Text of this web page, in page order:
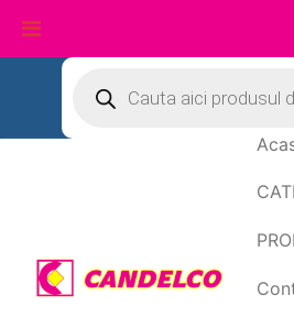
conținut
search